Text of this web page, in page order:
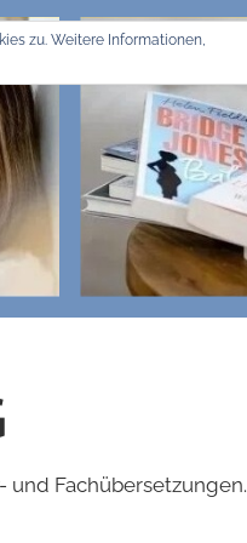
und Fachübersetzungen.
zu. Weitere Informationen,